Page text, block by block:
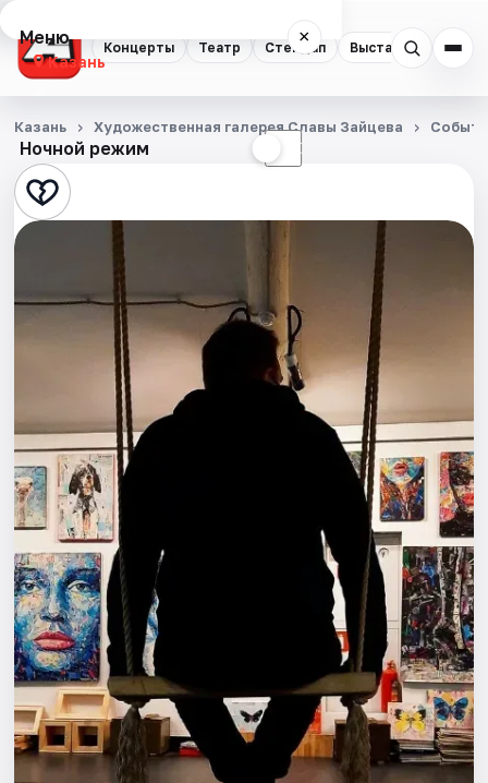
Концерты Театр Стендап Выставки
Меню ×
Казань
Концерты
Театр
Стендап
Квесты
Спорт
События
Города
Площадки
Артисты
Рейтинги
Ночной режим ☾
Казань Художественная галерея Славы Зайцева